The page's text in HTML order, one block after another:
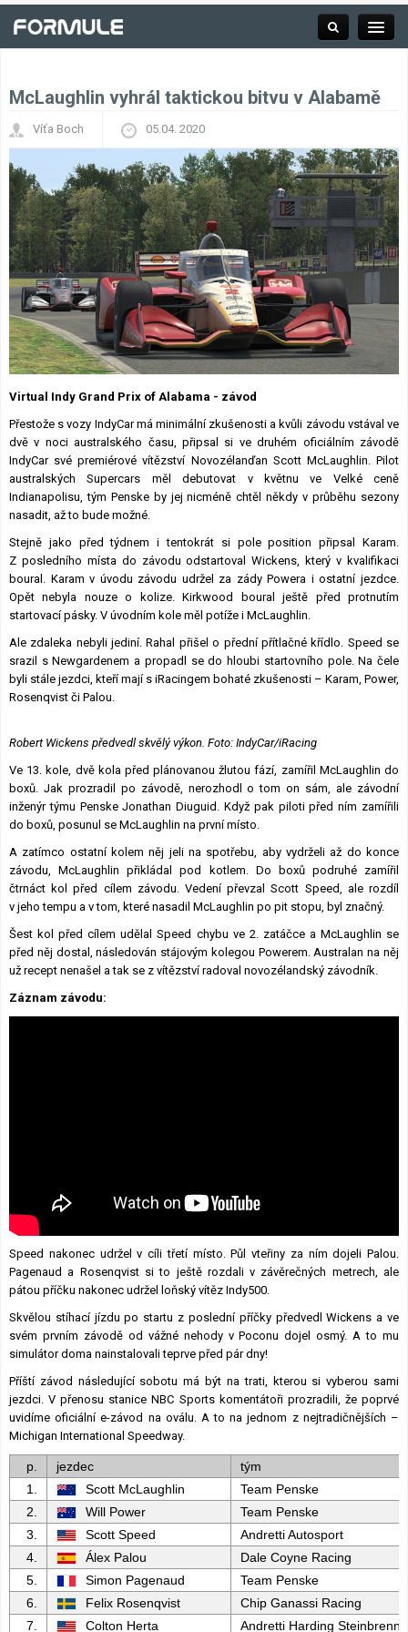
Závodní série
Kalendář F1
Výsledky F1
Týmy a jezdci F1
Okruhy F1
Lexikon F1
McLaughlin vyhrál taktickou bitvu v Alabamě
Víťa Boch 05.04. 2020
Virtual Indy Grand Prix of Alabama - závod
Přestože s vozy IndyCar má minimální zkušenosti a kvůli závodu vstával ve
dvě v noci australského času, připsal si ve druhém oficiálním závodě
IndyCar své premiérové vítězství Novozélanďan Scott McLaughlin. Pilot
australských Supercars měl debutovat v květnu ve Velké ceně
Indianapolisu, tým Penske by jej nicméně chtěl někdy v průběhu sezony
nasadit, až to bude možné.
Stejně jako před týdnem i tentokrát si pole position připsal Karam.
Z posledního místa do závodu odstartoval Wickens, který v kvalifikaci
boural. Karam v úvodu závodu udržel za zády Powera i ostatní jezdce.
Opět nebyla nouze o kolize. Kirkwood boural ještě před protnutím
startovací pásky. V úvodním kole měl potíže i McLaughlin.
Ale zdaleka nebyli jediní. Rahal přišel o přední přítlačné křídlo. Speed se
srazil s Newgardenem a propadl se do hloubi startovního pole. Na čele
byli stále jezdci, kteří mají s iRacingem bohaté zkušenosti – Karam, Power,
Rosenqvist či Palou.
Robert Wickens předvedl skvělý výkon. Foto: IndyCar/iRacing
Ve 13. kole, dvě kola před plánovanou žlutou fází, zamířil McLaughlin do
boxů. Jak prozradil po závodě, nerozhodl o tom on sám, ale závodní
inženýr týmu Penske Jonathan Diuguid. Když pak piloti před ním zamířili
do boxů, posunul se McLaughlin na první místo.
A zatímco ostatní kolem něj jeli na spotřebu, aby vydrželi až do konce
závodu, McLaughlin přikládal pod kotlem. Do boxů podruhé zamířil
čtrnáct kol před cílem závodu. Vedení převzal Scott Speed, ale rozdíl
v jeho tempu a v tom, které nasadil McLaughlin po pit stopu, byl značný.
Šest kol před cílem udělal Speed chybu ve 2. zatáčce a McLaughlin se
před něj dostal, následován stájovým kolegou Powerem. Australan na něj
už recept nenašel a tak se z vítězství radoval novozélandský závodník.
Záznam závodu:
Speed nakonec udržel v cíli třetí místo. Půl vteřiny za ním dojeli Palou.
Pagenaud a Rosenqvist si to ještě rozdali v závěrečných metrech, ale
pátou příčku nakonec udržel loňský vítěz Indy500.
Skvělou stíhací jízdu po startu z poslední příčky předvedl Wickens a ve
svém prvním závodě od vážné nehody v Poconu dojel osmý. A to mu
simulátor doma nainstalovali teprve před pár dny!
Příští závod následující sobotu má být na trati, kterou si vyberou sami
jezdci. V přenosu stanice NBC Sports komentátoři prozradili, že poprvé
uvidíme oficiální e-závod na oválu. A to na jednom z nejtradičnějších –
Michigan International Speedway.
p. jezdec
tým
1.
Scott McLaughlin
Team Penske
2.
Will Power
Team Penske
3.
Scott Speed
Andretti Autosport
4.
Álex Palou
Dale Coyne Racing
5.
Simon Pagenaud
Team Penske
6.
Felix Rosenqvist
Chip Ganassi Racing
7.
Colton Herta Andretti Harding